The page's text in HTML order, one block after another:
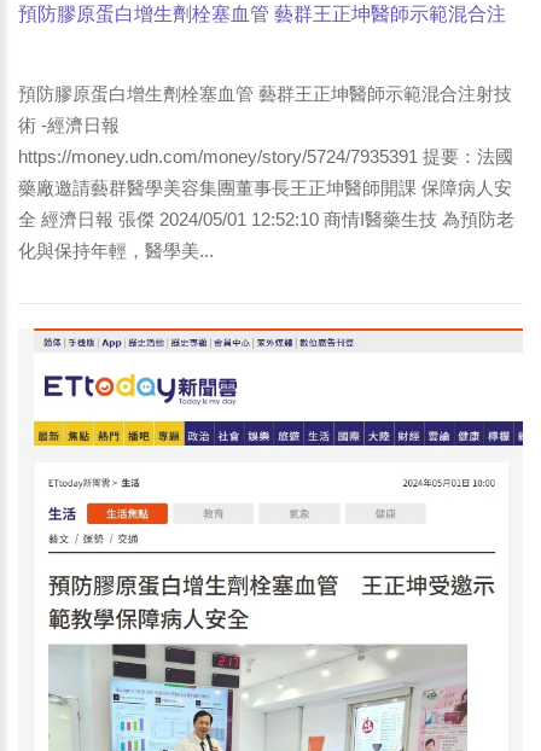
預防膠原蛋白增生劑栓塞血管 藝群王正坤醫師示範混合注
預防膠原蛋白增生劑栓塞血管 藝群王正坤醫師示範混合注射技
術 -經濟日報
https://money.udn.com/money/story/5724/7935391 提要：法國
藥廠邀請藝群醫學美容集團董事長王正坤醫師開課 保障病人安
全 經濟日報 張傑 2024/05/01 12:52:10 商情I醫藥生技 為預防老
化與保持年輕，醫學美...